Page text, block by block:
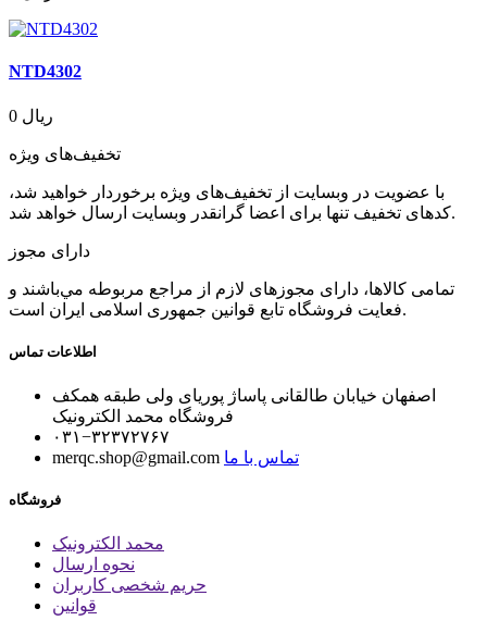
NTD4302
0 ریال
تخفیف‌های ویژه
با عضویت در وبسایت از تخفیف‌های ویژه برخوردار خواهید شد،
کدهای تخفیف تنها برای اعضا گرانقدر وبسایت ارسال خواهد شد.
دارای مجوز
تمامی كالاها، دارای مجوزهای لازم از مراجع مربوطه مي‌باشند و
فعایت فروشگاه تابع قوانين جمهوری اسلامی ايران است.
اطلاعات تماس
اصفهان خیابان طالقانی پاساژ پوریای ولی طبقه همکف
فروشگاه محمد الکترونیک
۰۳۱−۳۲۳۷۲۷۶۷
merqc.shop@gmail.com تماس با ما
فروشگاه
محمد الکترونیک
نحوه ارسال
حریم شخصی کاربران
قوانین